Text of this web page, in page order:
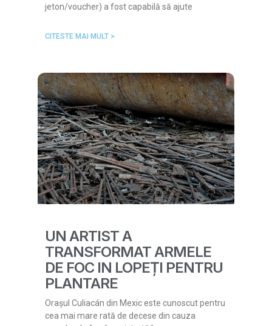
jeton/voucher) a fost capabilă să ajute
CITESTE MAI MULT >
UN ARTIST A
TRANSFORMAT ARMELE
DE FOC IN LOPEȚI PENTRU
PLANTARE
Orașul Culiacán din Mexic este cunoscut pentru
cea mai mare rată de decese din cauza